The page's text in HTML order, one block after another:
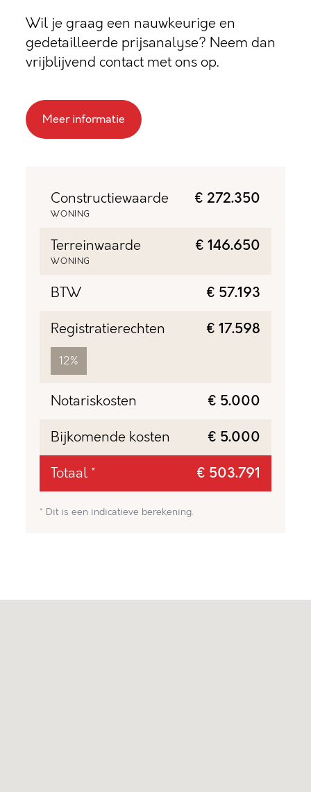
Wil je graag een nauwkeurige en
gedetailleerde prijsanalyse? Neem dan
vrijblijvend contact met ons op.
Meer informatie
Constructiewaarde
WONING
€ 272.350
Terreinwaarde
WONING
€ 146.650
BTW
€ 57.193
Registratierechten
12%
€ 17.598
Notariskosten
€ 5.000
Bijkomende kosten
€ 5.000
Totaal *
€ 503.791
* Dit is een indicatieve berekening.